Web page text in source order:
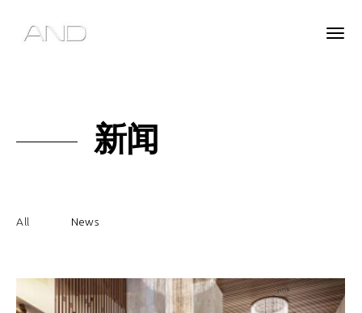
新闻
All News